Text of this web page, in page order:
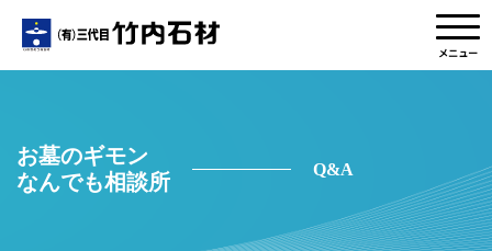
メニュー
お墓のギモン
なんでも相談所
Q&A